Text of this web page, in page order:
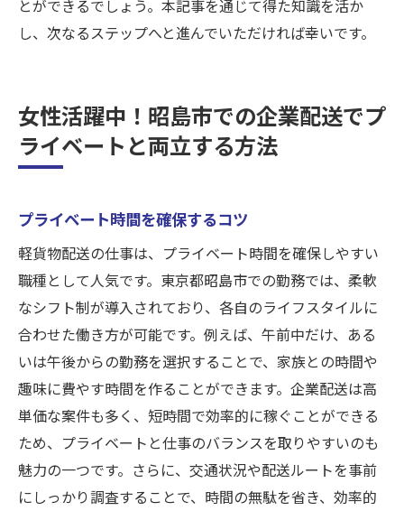
とができるでしょう。本記事を通じて得た知識を活か
し、次なるステップへと進んでいただければ幸いです。
女性活躍中！昭島市での企業配送でプ
ライベートと両立する方法
プライベート時間を確保するコツ
軽貨物配送の仕事は、プライベート時間を確保しやすい
職種として人気です。東京都昭島市での勤務では、柔軟
なシフト制が導入されており、各自のライフスタイルに
合わせた働き方が可能です。例えば、午前中だけ、ある
いは午後からの勤務を選択することで、家族との時間や
趣味に費やす時間を作ることができます。企業配送は高
単価な案件も多く、短時間で効率的に稼ぐことができる
ため、プライベートと仕事のバランスを取りやすいのも
魅力の一つです。さらに、交通状況や配送ルートを事前
にしっかり調査することで、時間の無駄を省き、効率的